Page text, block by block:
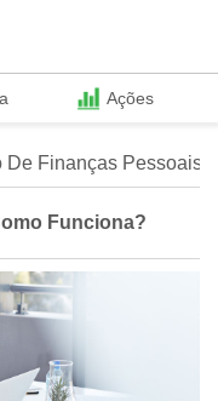
Ações
De Finanças Pessoais
Funciona?